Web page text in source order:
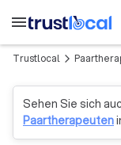
menu
Trustlocal arrow_forward_ios
Sehen Sie sich
Paartherapeuten